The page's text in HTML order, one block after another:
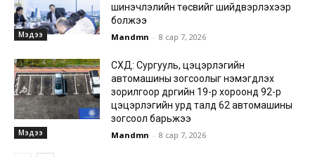
Мэдээ
шинэчлэлийн төсвийг шийдвэрлэхээр
болжээ
Mandmn - 8 сар 7, 2026
Мэдээ
СХД: Сургууль, цэцэрлэгийн
автомашины зогсоолыг нэмэгдүүлэх
зорилгоор дүүргийн 19-р хороонд 92-р
цэцэрлэгийн урд талд 62 автомашины
зогсоол барьжээ
Mandmn - 8 сар 7, 2026